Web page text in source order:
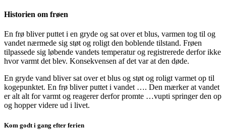
Historien om frøen
En frø bliver puttet i en gryde og sat over et blus, varmen tog til og
vandet nærmede sig støt og roligt den boblende tilstand. Frøen
tilpassede sig løbende vandets temperatur og registrerede derfor ikke
hvor varmt det blev. Konsekvensen af det var at den døde.
En gryde vand bliver sat over et blus og støt og roligt varmet op til
kogepunktet. En frø bliver puttet i vandet …. Den mærker at vandet
er alt alt for varmt og reagerer derfor promte …vupti springer den op
og hopper videre ud i livet.
Kom godt i gang efter ferien